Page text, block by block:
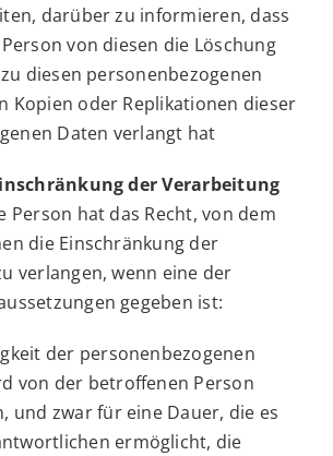
darüber zu informieren, dass
von diesen die Löschung
diesen personenbezogenen
Kopien oder Replikationen dieser
Daten verlangt hat
der Verarbeitung
Person hat das Recht, von dem
die Einschränkung der
verlangen, wenn eine der
gegeben ist:
der personenbezogenen
von der betroffenen Person
und zwar für eine Dauer, die es
ermöglicht, die